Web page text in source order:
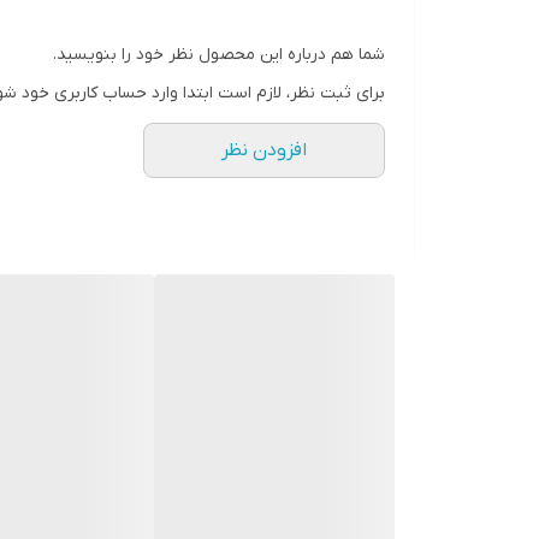
شما هم درباره این محصول نظر خود را بنویسید.
برای ثبت نظر، لازم است ابتدا وارد حساب کاربری خود
افزودن نظر